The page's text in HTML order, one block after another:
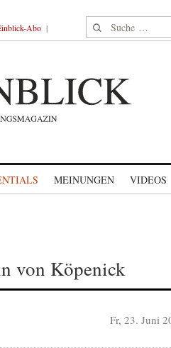
Abo Suche nach:
MEINUNGEN VIDEOS
von Köpenick
Fr, 23. Juni